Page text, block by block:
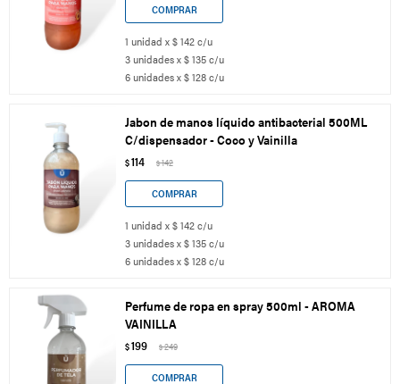
1 unidad x $ 142 c/u
3 unidades x $ 135 c/u
6 unidades x $ 128 c/u
Jabon de manos líquido antibacterial 500ML
C/dispensador - Coco y Vainilla
$114 $142
1 unidad x $ 142 c/u
3 unidades x $ 135 c/u
6 unidades x $ 128 c/u
Perfume de ropa en spray 500ml - AROMA
VAINILLA
$199 $249